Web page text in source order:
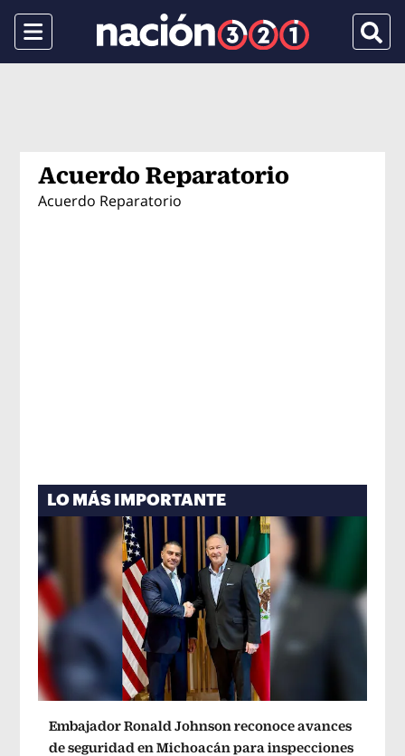
Menu
Acuerdo Reparatorio
Acuerdo Reparatorio
LO MÁS IMPORTANTE
Embajador Ronald Johnson reconoce avances
de seguridad en Michoacán para inspecciones